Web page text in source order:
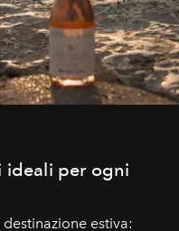
ideali per ogni
estiva: